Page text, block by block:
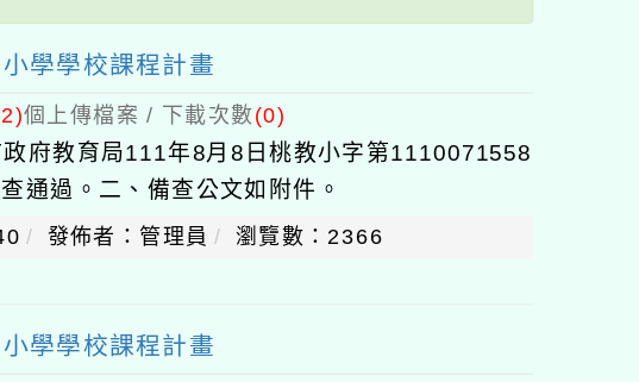
學學校課程計畫
個上傳檔案 / 下載次數(0)
府教育局111年8月8日桃教小字第1110071558
通過。二、備查公文如附件。
發佈者：管理員 瀏覽數：2366
學學校課程計畫